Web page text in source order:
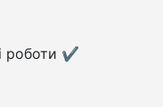
роботи ✔️